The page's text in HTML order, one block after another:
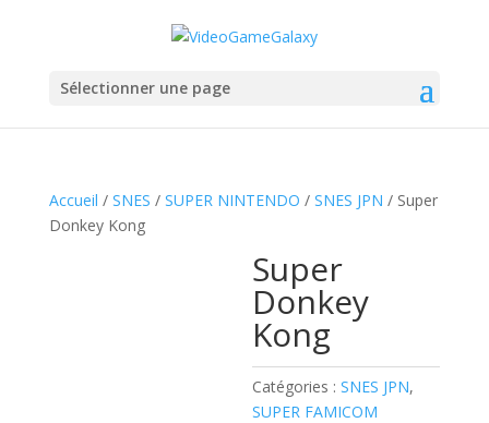
Sélectionner une page
Accueil / SNES / SUPER NINTENDO / SNES JPN / Super
Donkey Kong
Super
Donkey
Kong
Catégories :SNES JPN,
SUPER FAMICOM